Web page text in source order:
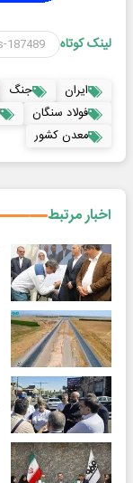
لینک کوتاه
ایران جنگ
فولاد سنگان
معدن کشور
اخبار مرتبط